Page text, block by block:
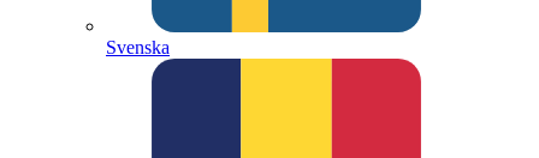
Svenska